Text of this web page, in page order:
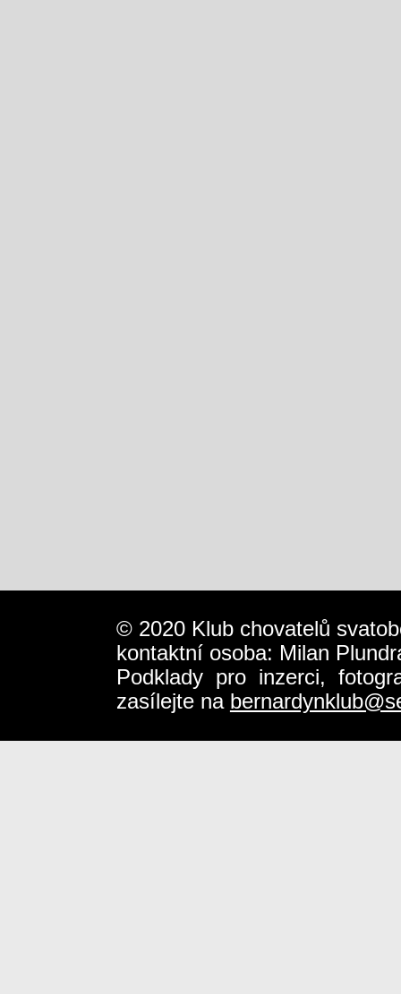
© 2020 Klub chovatelů
kontaktní osoba: Milan
Podklady pro inzerci,
zasílejte na